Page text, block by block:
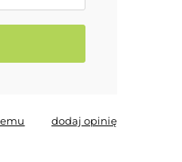
dodaj opinię